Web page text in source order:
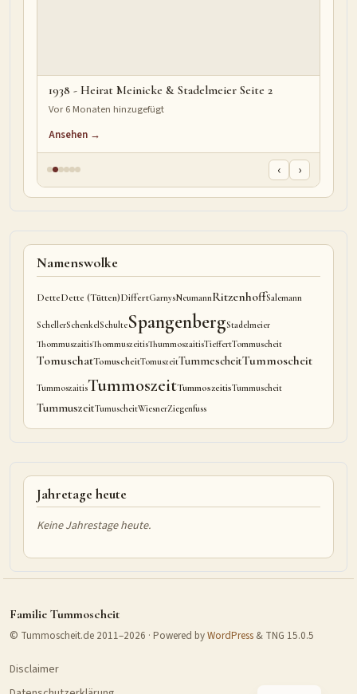
1938 - Heirat Meinicke & Stadelmeier Seite 2
Vor 6 Monaten hinzugefügt
Ansehen →
‹ ›
Namenswolke
DetteDette (Tütten)DiffertGarnysNeumannRitzenhoffSalemann
SchellerSchenkelSchulteSpangenbergStadelmeier
ThommuszaitisThommuszeitisThummoszaitisTieffertTommuscheit
TomuschatTomuscheitTomuszeitTummescheitTummoscheit
TummoszaitisTummoszeitTummoszeitisTummuscheit
TummuszeitTumuscheitWiesnerZiegenfuss
Jahretage heute
Keine Jahrestage heute.
Familie Tummoscheit
© Tummoscheit.de 2011–2026 · Powered byWordPress & TNG 15.0.5
Disclaimer